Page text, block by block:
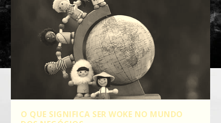
O QUE SIGNIFICA SER WOKE NO MUNDO